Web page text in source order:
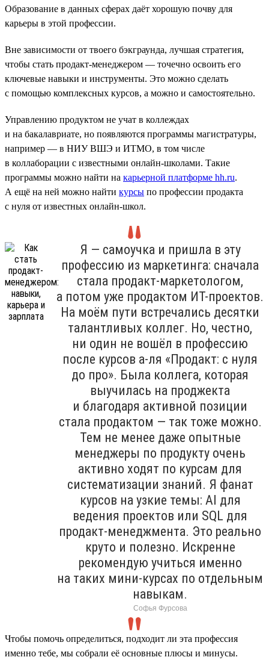
Образование в данных сферах даёт хорошую почву для
карьеры в этой профессии.
Вне зависимости от твоего бэкграунда, лучшая стратегия,
чтобы стать продакт-менеджером — точечно освоить его
ключевые навыки и инструменты. Это можно сделать
с помощью комплексных курсов, а можно и самостоятельно.
Управлению продуктом не учат в коллеждах
и на бакалавриате, но появляются программы магистратуры,
например — в НИУ ВШЭ и ИТМО, в том числе
в коллаборации с известными онлайн-школами. Такие
программы можно найти на карьерной платформе hh.ru.
А ещё на ней можно найти курсы по профессии продакта
с нуля от известных онлайн-школ.
Я — самоучка и пришла в эту
профессию из маркетинга: сначала
стала продакт-маркетологом,
а потом уже продактом ИТ-проектов.
На моём пути встречались десятки
талантливых коллег. Но, честно,
ни один не вошёл в профессию
после курсов а-ля «Продакт: с нуля
до про». Была коллега, которая
выучилась на проджекта
и благодаря активной позиции
стала продактом — так тоже можно.
Тем не менее даже опытные
менеджеры по продукту очень
активно ходят по курсам для
систематизации знаний. Я фанат
курсов на узкие темы: AI для
ведения проектов или SQL для
продакт-менеджмента. Это реально
круто и полезно. Искренне
рекомендую учиться именно
на таких мини-курсах по отдельным
навыкам.
Софья Фурсова
Чтобы помочь определиться, подходит ли эта профессия
именно тебе, мы собрали её основные плюсы и минусы.